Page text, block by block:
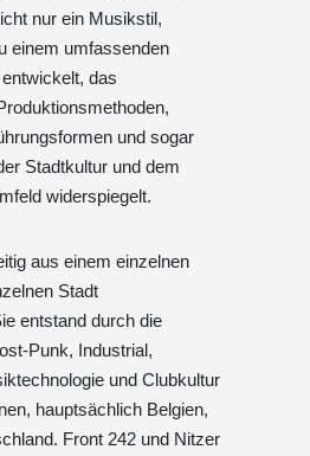
nur ein Musikstil,
einem umfassenden
das
und sogar
Stadtkultur und dem
widerspiegelt.
aus einem einzelnen
Stadt
entstand durch die
Punk, Industrial,
und Clubkultur
hauptsächlich Belgien,
Front 242 und Nitzer